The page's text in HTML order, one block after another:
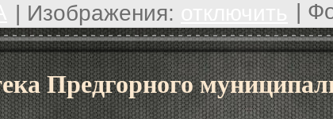
| Изображения: |
Предгорного